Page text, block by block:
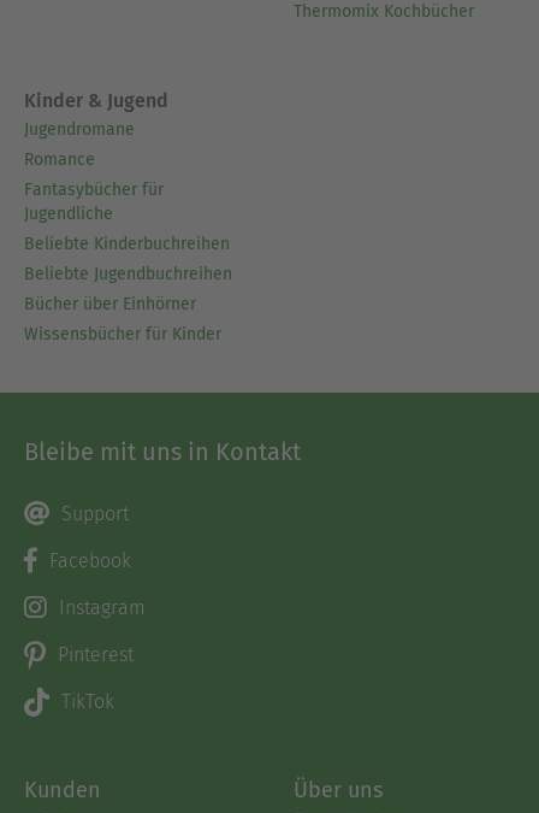
Thermomix Kochbücher
Kinder & Jugend
Jugendromane
Romance
Fantasybücher für
Jugendliche
Beliebte Kinderbuchreihen
Beliebte Jugendbuchreihen
Bücher über Einhörner
Wissensbücher für Kinder
Bleibe mit uns in Kontakt
Support
Facebook
Instagram
Pinterest
TikTok
Kunden Über uns